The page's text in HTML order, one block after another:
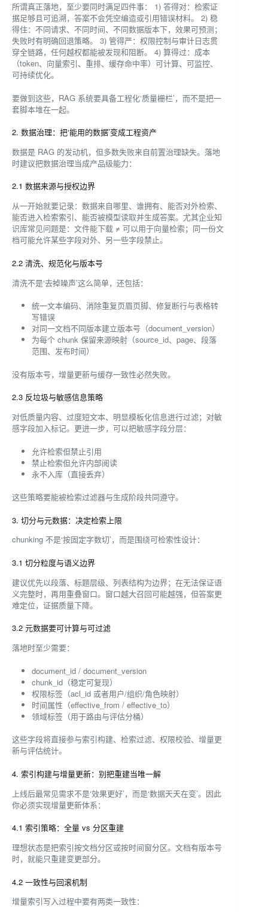
所谓真正落地，至少要同时满足四件事： 1) 答得对：检索证
据足够且可追溯，答案不会凭空编造或引用错误材料。 2) 稳
得住：不同请求、不同时间、不同数据版本下，效果可预测；
失败时有明确回退策略。 3) 管得严：权限控制与审计日志贯
穿全链路，任何越权都能被发现和阻断。 4) 算得过：成本
（token、向量索引、重排、缓存命中率）可计算、可监控、
可持续优化。
要做到这些，RAG 系统要具备工程化‘质量栅栏’，而不是把一
套脚本堆在一起。
2. 数据治理：把‘能用的数据’变成工程资产
数据是 RAG 的发动机，但多数失败来自前置治理缺失。落地
时建议把数据治理当成产品级能力：
2.1 数据来源与授权边界
从一开始就要记录：数据来自哪里、谁拥有、能否对外检索、
能否进入检索索引、能否被模型读取并生成答案。尤其企业知
识库常见问题是：文件能下载 ≠ 可以用于向量检索；同一份文
档可能允许某些字段对外、另一些字段禁止。
2.2 清洗、规范化与版本号
清洗不是‘去掉噪声’这么简单，还包括：
统一文本编码、消除重复页眉页脚、修复断行与表格转
写错误
对同一文档不同版本建立版本号（document_version）
为每个 chunk 保留来源映射（source_id、page、段落
范围、发布时间）
没有版本号，增量更新与缓存一致性必然失败。
2.3 反垃圾与敏感信息策略
对低质量内容、过度短文本、明显模板化信息进行过滤；对敏
感字段加入标记。更进一步，可以把敏感字段分层：
允许检索但禁止引用
禁止检索但允许内部阅读
永不入库（直接丢弃）
这些策略要能被检索过滤器与生成阶段共同遵守。
3. 切分与元数据：决定检索上限
chunking 不是‘按固定字数切’，而是围绕可检索性设计：
3.1 切分粒度与语义边界
建议优先以段落、标题层级、列表结构为边界；在无法保证语
义完整时，再用重叠窗口。窗口越大召回可能越强，但答案更
难定位，证据质量下降。
3.2 元数据要可计算与可过滤
落地时至少需要：
document_id / document_version
chunk_id（稳定可复现）
权限标签（acl_id 或者用户/组织/角色映射）
时间属性（effective_from / effective_to）
领域标签（用于路由与评估分桶）
这些字段将直接参与索引构建、检索过滤、权限校验、增量更
新与评估统计。
4. 索引构建与增量更新：别把重建当唯一解
上线后最常见需求不是‘效果更好’，而是‘数据天天在变’。因此
你必须实现增量更新体系：
4.1 索引策略：全量 vs 分区重建
理想状态是把索引按文档分区或按时间窗分区。文档有版本号
时，就能只重建变更部分。
4.2 一致性与回滚机制
增量索引写入过程中要有两类一致性：